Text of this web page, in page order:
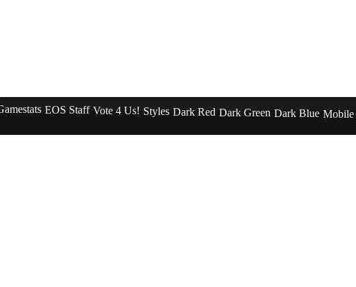
EOS Staff Vote 4 Us! Styles Dark Red Dark Green Dark Blue